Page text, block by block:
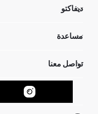
ديفاكتو
تعرف علينا
مساعدة
عمليات الارجاع و الاستبدال السهلة
تتبع الشحنة
كيف يمكنك التسوق في ديفاكتو ؟
كيف تدفع في ديفاكتو؟
تواصل معنا
نموذج الاتصال